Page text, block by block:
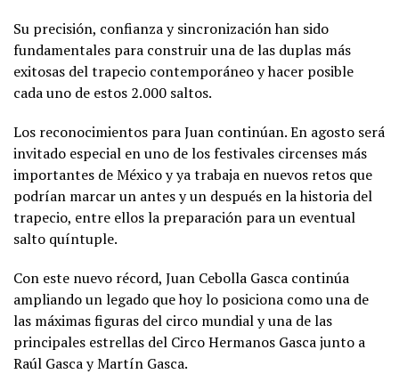
Su precisión, confianza y sincronización han sido
fundamentales para construir una de las duplas más
exitosas del trapecio contemporáneo y hacer posible
cada uno de estos 2.000 saltos.
Los reconocimientos para Juan continúan. En agosto será
invitado especial en uno de los festivales circenses más
importantes de México y ya trabaja en nuevos retos que
podrían marcar un antes y un después en la historia del
trapecio, entre ellos la preparación para un eventual
salto quíntuple.
Con este nuevo récord, Juan Cebolla Gasca continúa
ampliando un legado que hoy lo posiciona como una de
las máximas figuras del circo mundial y una de las
principales estrellas del Circo Hermanos Gasca junto a
Raúl Gasca y Martín Gasca.